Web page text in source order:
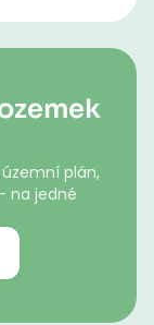
plán,
na jedné